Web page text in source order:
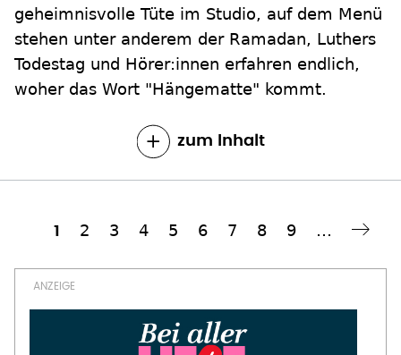
geheimnisvolle Tüte im Studio, auf dem Menü
stehen unter anderem der Ramadan, Luthers
Todestag und Hörer:innen erfahren endlich,
woher das Wort "Hängematte" kommt.
zum Inhalt
Aktuelle
1 Seite
2 Seite
3 Seite
4 Seite
5 Seite
6 Seite
7 Seite
8 Seite
9 …
Nächste Seite